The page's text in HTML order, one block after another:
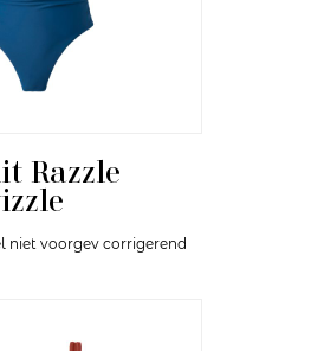
Razzle
niet voorgev corrigerend